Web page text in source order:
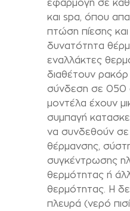
εφαρµογή σε
και spa, όπου
πτώση πίεσης
δυνατότητα
εναλλάκτες
διαθέτουν ρακόρ
σύνδεση σε 050
µοντέλα έχουν
συµπαγή
να συνδεθούν σε
θέρµανσης,
συγκέντρωσης
θερµότητας ή
θερµότητας. Η
πλευρά (νερό